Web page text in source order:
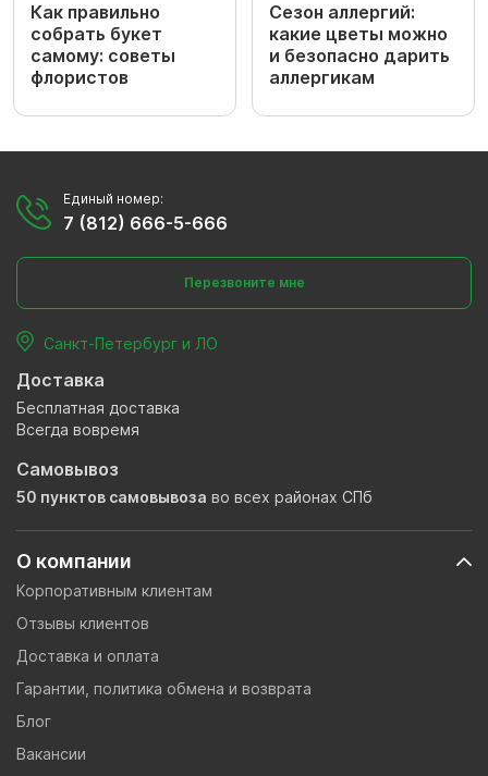
Как правильно
собрать букет
самому: советы
флористов
Сезон аллергий:
какие цветы можно
и безопасно дарить
аллергикам
О компании
Корпоративным клиентам
Отзывы клиентов
Доставка и оплата
Гарантии, политика обмена и возврата
Блог
Вакансии
Единый номер:
7 (812) 666-5-666
Перезвоните мне
Санкт-Петербург и ЛО
Доставка
Бесплатная доставка
Всегда вовремя
Самовывоз
50 пунктов самовывоза во всех районах СПб